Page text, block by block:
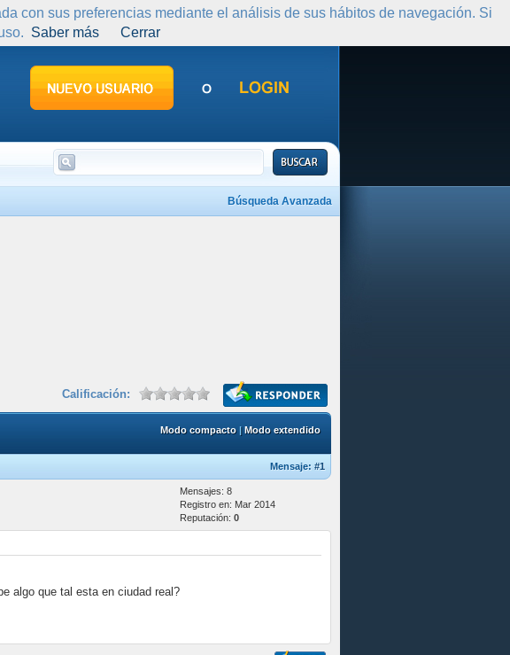
Búsqueda Avanzada
Calificación:
Modo compacto|Modo extendido
Mensaje: #1
Mensajes: 8
Registro en: Mar 2014
Reputación: 0
algo que tal esta en ciudad real?
con sus preferencias mediante el análisis de sus hábitos de navegación. Si
Saber más Cerrar